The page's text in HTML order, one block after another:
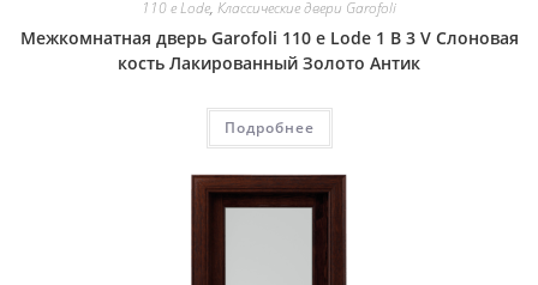
110 e Lode, Классические двери Garofoli
Межкомнатная дверь Garofoli 110 e Lode 1 B 3 V Слоновая
кость Лакированный Золото Антик
Подробнее